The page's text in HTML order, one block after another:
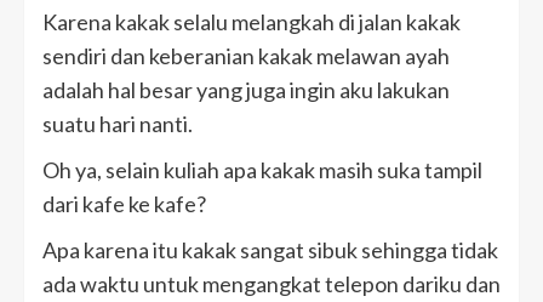
Karena kakak selalu melangkah di jalan kakak
sendiri dan keberanian kakak melawan ayah
adalah hal besar yang juga ingin aku lakukan
suatu hari nanti.
Oh ya, selain kuliah apa kakak masih suka tampil
dari kafe ke kafe?
Apa karena itu kakak sangat sibuk sehingga tidak
ada waktu untuk mengangkat telepon dariku dan